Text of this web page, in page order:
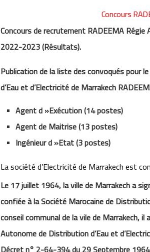
Concours
Concours de recrutement RADEEMA
2022-2023 (Résultats).
Publication de la liste des convoqués pour
d’Eau et d’Electricité de Marrakech
Agent d »Exécution (14 postes)
Agent de Maitrise (13 postes)
Ingénieur d »Etat (3 postes)
La société d’Electricité de Marrakech est
Le 17 juillet 1964, la ville de Marrakech a
confiée à la Société Marocaine de
conseil communal de la vile de Marrakech,
Autonome de Distribution d’Eau et